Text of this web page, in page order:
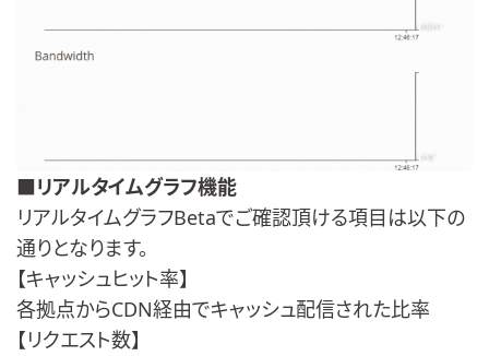
■リアルタイムグラフ機能
リアルタイムグラフBetaでご確認頂ける項目は以下の
通りとなります。
【キャッシュヒット率】
各拠点からCDN経由でキャッシュ配信された比率
【リクエスト数】